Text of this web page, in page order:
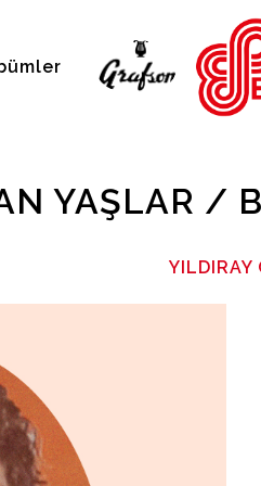
YAŞLAR /
YILDIRAY